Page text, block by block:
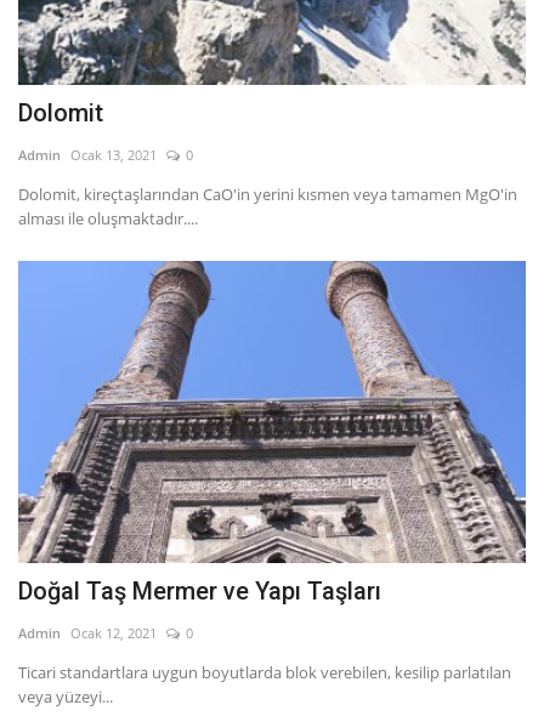
Dolomit
Admin Ocak 13, 2021 0
Dolomit, kireçtaşlarından CaO'in yerini kısmen veya tamamen MgO'in
alması ile oluşmaktadır....
Doğal Taş Mermer ve Yapı Taşları
Admin Ocak 12, 2021 0
Ticari standartlara uygun boyutlarda blok verebilen, kesilip parlatılan
veya yüzeyi...